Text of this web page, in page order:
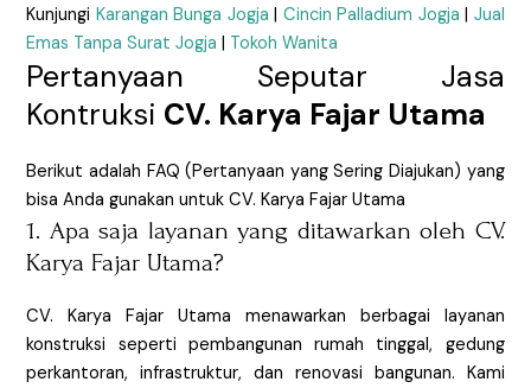
Kunjungi Karangan Bunga Jogja | Cincin Palladium Jogja | Jual
Emas Tanpa Surat Jogja | Tokoh Wanita
Pertanyaan Seputar Jasa
Kontruksi CV. Karya Fajar Utama
Berikut adalah FAQ (Pertanyaan yang Sering Diajukan) yang
bisa Anda gunakan untuk CV. Karya Fajar Utama
1. Apa saja layanan yang ditawarkan oleh CV.
Karya Fajar Utama?
CV. Karya Fajar Utama menawarkan berbagai layanan
konstruksi seperti pembangunan rumah tinggal, gedung
perkantoran, infrastruktur, dan renovasi bangunan. Kami